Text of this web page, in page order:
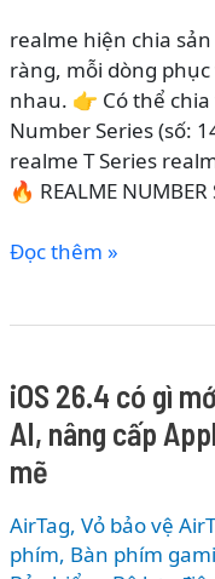
realme hiện chia
ràng, mỗi dòng
nhau. 👉 Có thể
Number Series (số:
realme T Series
🔥 REALME
CÁC
2026
–
PHÂN
LOẠI
CHI
TIẾT
Đọc thêm »
iOS 26.4 có gì
AI, nâng cấp
mẽ
AirTag, Vỏ bảo vệ
phím, Bàn phím